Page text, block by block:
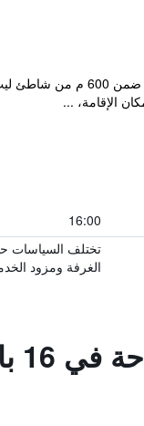
الإقامة، ...
16:00
تختلف السياسات
الغرفة ومزود
باي فيو